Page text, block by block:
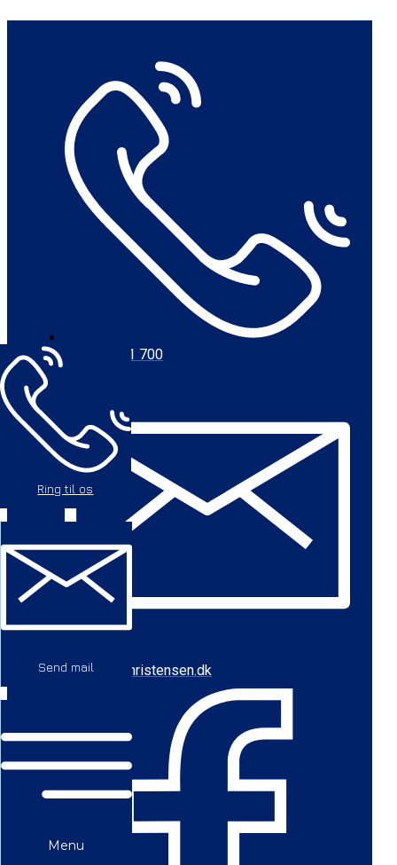
Ring til os
Send mail
Menu
+45 56 711 700
cbc@baychristensen.dk